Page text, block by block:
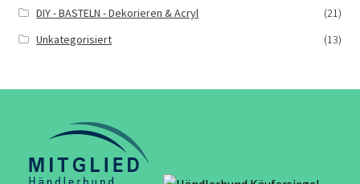
DIY - BASTELN - Dekorieren & Acryl
(21)
Unkategorisiert
(13)